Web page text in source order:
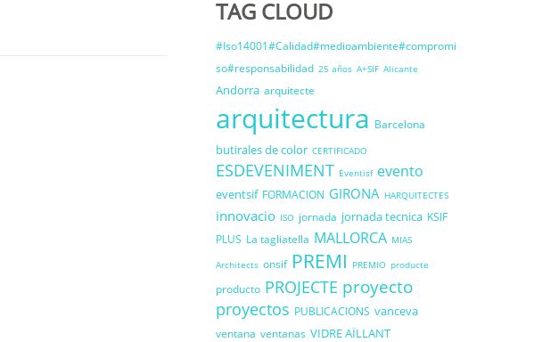
TAG CLOUD
#Iso14001#Calidad#medioambiente#compromi
so#responsabilidad 25 años A+SIF Alicante
Andorra arquitecte
arquitectura Barcelona
butirales de color CERTIFICADO
ESDEVENIMENT Eventisf evento
eventsif FORMACION GIRONA HARQUITECTES
innovacio ISO jornada jornada tecnica KSIF
PLUS La tagliatella MALLORCA MIAS
Architects onsif PREMI PREMIO producte
producto PROJECTE proyecto
proyectos PUBLICACIONS vanceva
ventana ventanas VIDRE AÏLLANT